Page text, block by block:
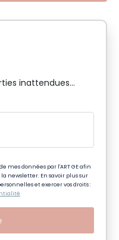
inattendues…
mes données par l'ART GE afin
newsletter. En savoir plus sur
et exercer vos droits :